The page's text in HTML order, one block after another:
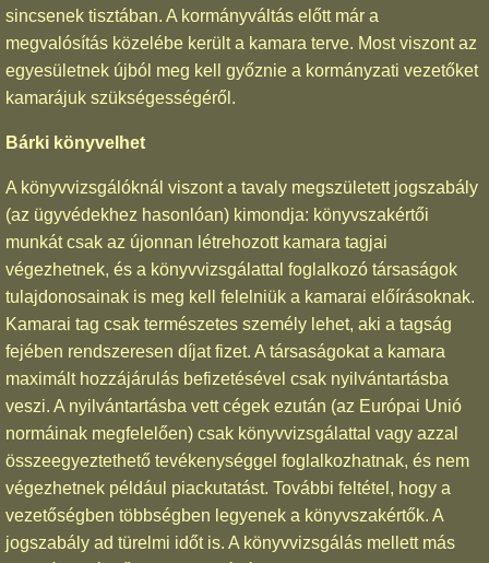
sincsenek tisztában. A kormányváltás előtt már a
megvalósítás közelébe került a kamara terve. Most viszont az
egyesületnek újból meg kell győznie a kormányzati vezetőket
kamarájuk szükségességéről.
Bárki könyvelhet
A könyvvizsgálóknál viszont a tavaly megszületett jogszabály
(az ügyvédekhez hasonlóan) kimondja: könyvszakértői
munkát csak az újonnan létrehozott kamara tagjai
végezhetnek, és a könyvvizsgálattal foglalkozó társaságok
tulajdonosainak is meg kell felelniük a kamarai előírásoknak.
Kamarai tag csak természetes személy lehet, aki a tagság
fejében rendszeresen díjat fizet. A társaságokat a kamara
maximált hozzájárulás befizetésével csak nyilvántartásba
veszi. A nyilvántartásba vett cégek ezután (az Európai Unió
normáinak megfelelően) csak könyvvizsgálattal vagy azzal
összeegyeztethető tevékenységgel foglalkozhatnak, és nem
végezhetnek például piackutatást. További feltétel, hogy a
vezetőségben többségben legyenek a könyvszakértők. A
jogszabály ad türelmi időt is. A könyvvizsgálás mellett más